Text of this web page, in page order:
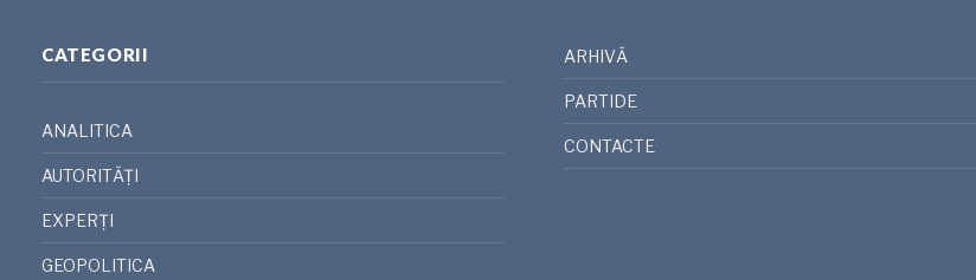
CATEGORII
ANALITICA
AUTORITĂȚI
EXPERȚI
GEOPOLITICA
ARHIVĂ
PARTIDE
CONTACTE